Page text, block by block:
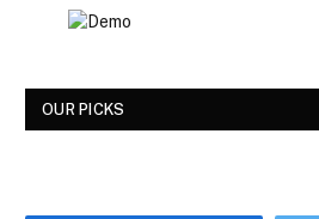
OUR PICKS